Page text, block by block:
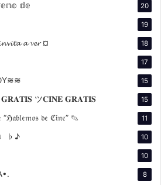
Calchaquí
del
𝕕𝕖 20
19
𝓪 𝓿𝓮𝓻 ¤ 18
17
15
ツ𝐂𝐈𝐍𝐄 𝐆𝐑𝐀𝐓𝐈𝐒 15
“ℌ𝔞𝔟𝔩𝔢𝔪𝔬𝔰 𝔡𝔢 ℭ𝔦𝔫𝔢” ✎ 11
♭ ♪ 10
10
8